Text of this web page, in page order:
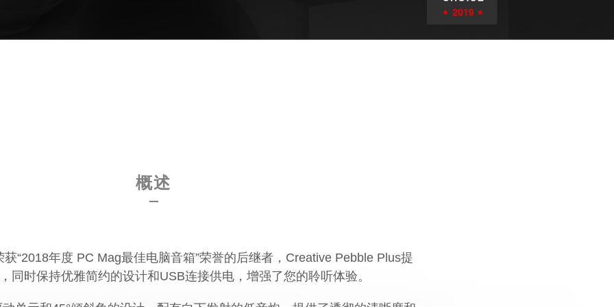
概述
“2018年度 PC Mag最佳电脑音箱”荣誉的后继者，Creative Pebble Plus提
同时保持优雅简约的设计和USB连接供电，增强了您的聆听体验。